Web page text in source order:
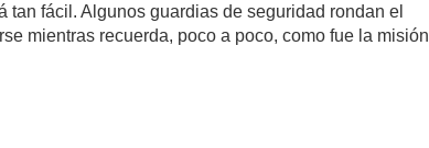
tan fácil. Algunos guardias de seguridad rondan el
mientras recuerda, poco a poco, como fue la misión